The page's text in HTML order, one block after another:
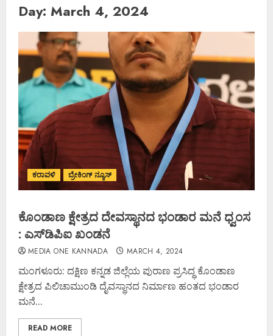
Day: March 4, 2024
ಕರಾವಳಿ ಬ್ರೇಕಿಂಗ್ ನ್ಯೂಸ್
ಕೊಂಡಾಣ ಕ್ಷೇತ್ರದ ದೇವಸ್ಥಾನದ ಭಂಡಾರ ಮನೆ ಧ್ವಂಸ
: ಎಸ್‌ಡಿಪಿಐ ಖಂಡನೆ
MEDIA ONE KANNADA MARCH 4, 2024
ಮಂಗಳೂರು: ದಕ್ಷಿಣ ಕನ್ನಡ ಜಿಲ್ಲೆಯ ಪುರಾಣ ಪ್ರಸಿದ್ಧ ಕೊಂಡಾಣ
ಕ್ಷೇತ್ರದ ಪಿಲಿಚಾಮುಂಡಿ ದೈವಸ್ಥಾನದ ನಿರ್ಮಾಣ ಹಂತದ ಭಂಡಾರ
ಮನೆ...
READ MORE